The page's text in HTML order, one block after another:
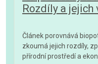
Rozdíly a jejich
Článek porovnává
zkoumá jejich rozdíly,
přírodní prostředí a